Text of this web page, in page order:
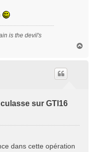
is the devil's
sur GTI16
dans cette opération